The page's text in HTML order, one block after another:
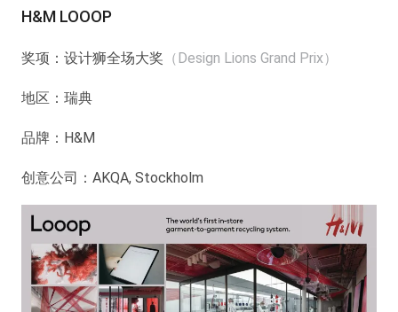
H&M LOOOP
奖项： 设计狮全场大奖 （Design Lions Grand Prix）
地区： 瑞典
品牌： H&M
创意公司： AKQA, Stockholm